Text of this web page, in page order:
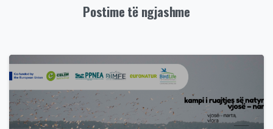
Postime të ngjashme